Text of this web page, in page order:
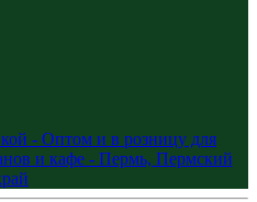
- Оптом и в розницу для
и кафе - Пермь, Пермский